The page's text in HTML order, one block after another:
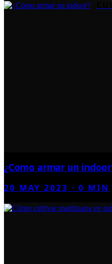
¿Como armar un
20 MAY 2023 ·0 MIN